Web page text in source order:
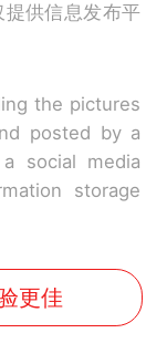
供信息发布平
the pictures
posted by a
social media
storage
更佳